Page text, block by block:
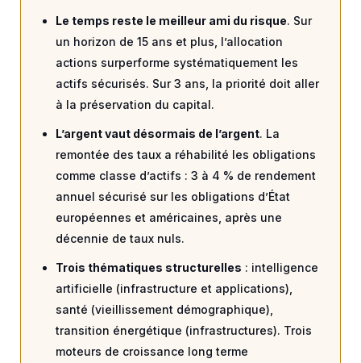
Le temps reste le meilleur ami du risque. Sur
un horizon de 15 ans et plus, l’allocation
actions surperforme systématiquement les
actifs sécurisés. Sur 3 ans, la priorité doit aller
à la préservation du capital.
L’argent vaut désormais de l’argent. La
remontée des taux a réhabilité les obligations
comme classe d’actifs : 3 à 4 % de rendement
annuel sécurisé sur les obligations d’État
européennes et américaines, après une
décennie de taux nuls.
Trois thématiques structurelles : intelligence
artificielle (infrastructure et applications),
santé (vieillissement démographique),
transition énergétique (infrastructures). Trois
moteurs de croissance long terme